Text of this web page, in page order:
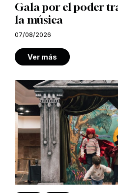
Gala por el poder
la música
07/08/2026
Ver más